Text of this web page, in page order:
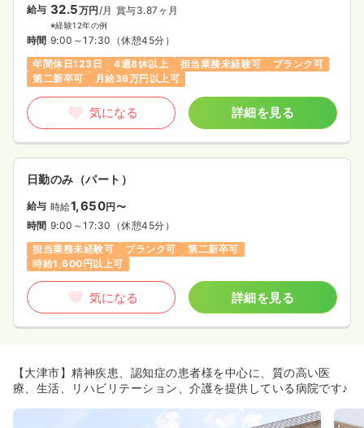
給与 32.5万円 /月 賞与3.87ヶ月
※経験12年の例
時間 9:00～17:30 （休憩45分）
年間休日123日
4週8休以上 担当業務未経験可
ブランク可
第二新卒可
月給36万円以上可
気になる 詳細を見る
日勤のみ（パート）
給与 時給1,650円〜
時間 9:00～17:30 （休憩45分）
担当業務未経験可
ブランク可
第二新卒可
時給1,600円以上可
気になる 詳細を見る
【大津市】精神疾患、認知症の患者様を中心に、質の高い医
療、生活、リハビリテーション、介護を提供している病院です♪